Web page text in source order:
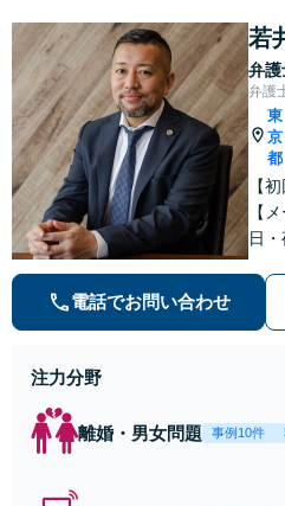
若
弁護
弁護
東
京
都
【
【
日
ト
人
電話でお問い合わせ
注力分野
離婚・男女問題 事例10件